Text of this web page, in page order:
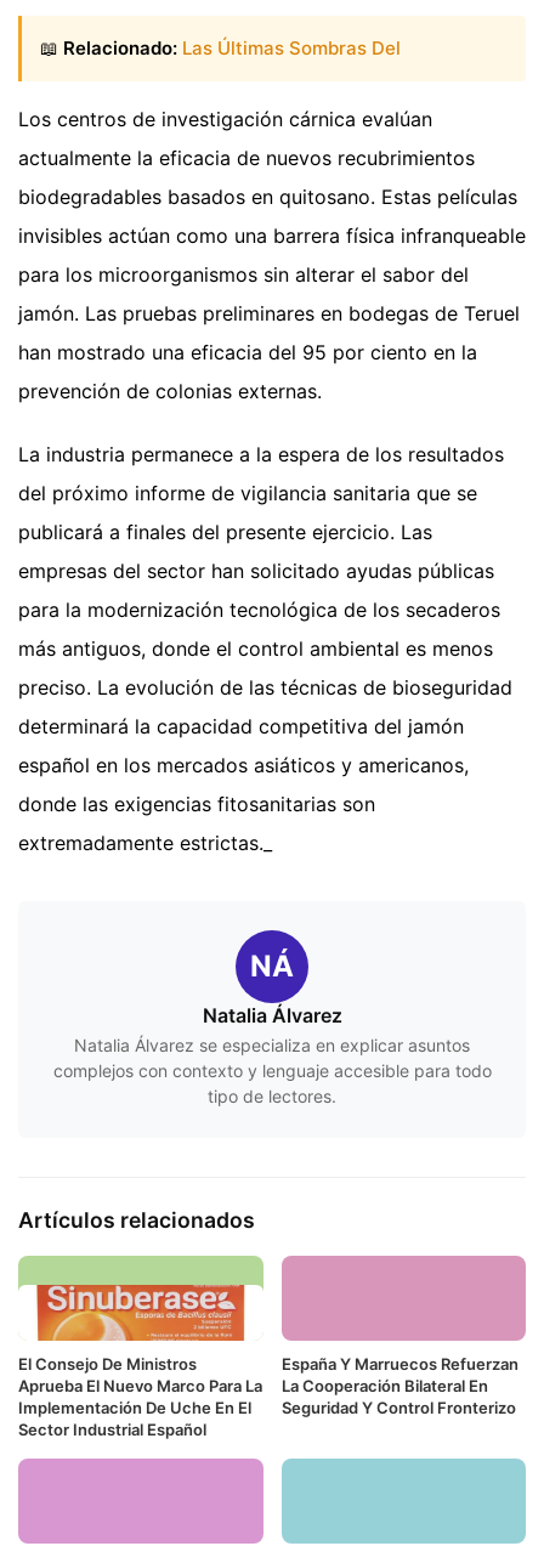
📖 Relacionado: Las Últimas Sombras Del
Los centros de investigación cárnica evalúan
actualmente la eficacia de nuevos recubrimientos
biodegradables basados en quitosano. Estas películas
invisibles actúan como una barrera física infranqueable
para los microorganismos sin alterar el sabor del
jamón. Las pruebas preliminares en bodegas de Teruel
han mostrado una eficacia del 95 por ciento en la
prevención de colonias externas.
La industria permanece a la espera de los resultados
del próximo informe de vigilancia sanitaria que se
publicará a finales del presente ejercicio. Las
empresas del sector han solicitado ayudas públicas
para la modernización tecnológica de los secaderos
más antiguos, donde el control ambiental es menos
preciso. La evolución de las técnicas de bioseguridad
determinará la capacidad competitiva del jamón
español en los mercados asiáticos y americanos,
donde las exigencias fitosanitarias son
extremadamente estrictas._
NÁ
Natalia Álvarez
Natalia Álvarez se especializa en explicar asuntos
complejos con contexto y lenguaje accesible para todo
tipo de lectores.
Artículos relacionados
El Consejo De Ministros
Aprueba El Nuevo Marco Para La
Implementación De Uche En El
Sector Industrial Español
España Y Marruecos Refuerzan
La Cooperación Bilateral En
Seguridad Y Control Fronterizo